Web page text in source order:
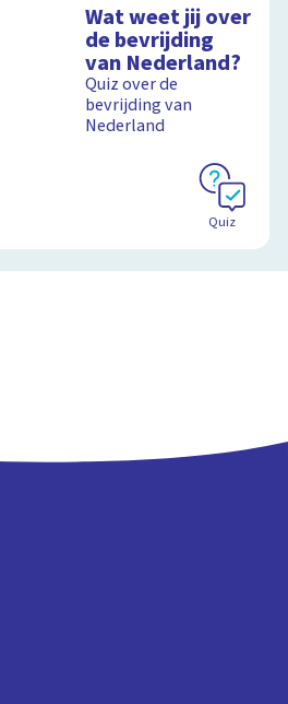
over zee
Schoolplaat
Wat weet jij over
de bevrijding
van Nederland?
Quiz over de
bevrijding van
Nederland
Quiz